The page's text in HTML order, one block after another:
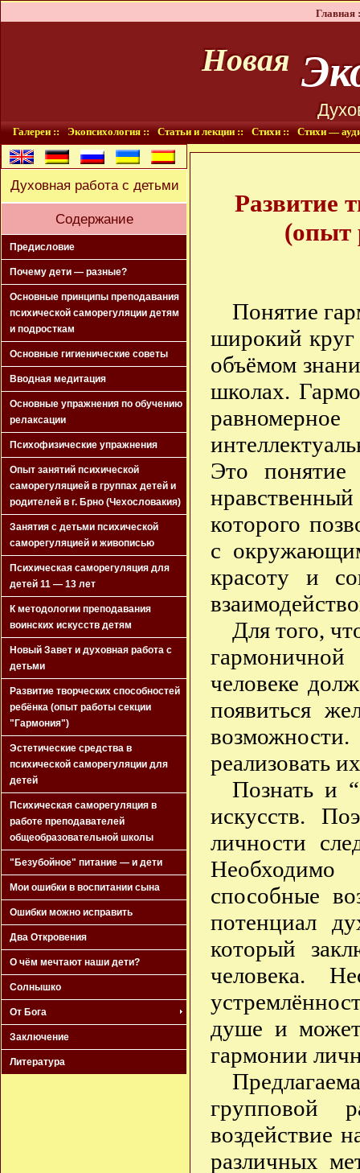
Главная
Новая
Галереи :: Экопсихология :: Статьи и лекции :: Стихи :: Стихи —
Духовная работа с детьми
Содержание
Предисловие
Почему дети — разные?
Основные принципы преподавания
психической саморегуляции детям
и подросткам
Основные гигиенические советы
Вводная медитация
Основные упражнения по обучению
релаксации
Психофизические упражнения
Опыт занятий психической
саморегуляцией в группах детей и
родителей в г. Брно (Чехословакия)
Занятия с детьми психической
саморегуляцией и живописью
Психическая саморегуляция для
детей 11 — 13 лет
К методологии преподавания
воинских искусств детям
Новый Завет и духовная работа с
детьми
Развитие творческих способностей
ребёнка (опыт работы секции
"Гармония")
Эстетические средства в
психической саморегуляции для
детей
Психическая саморегуляция в
работе преподавателей
общеобразовательной школы
"Безубойное" питание — и дети
Мои ошибки в воспитании сына
Ошибки можно исправить
Два Откровения
О чём мечтают наши дети?
Солнышко
От Бога
Заключение
Литература
Развитие
(опыт
Понятие
широкий
объёмом
школах.
Это
которого
с
красоту и
Для того,
человеке
появиться
реализовать
Познать и
искусств.
личности
способные
потенциал
который
человека.
душе и может
гармонии
групповой
воздействие
различных